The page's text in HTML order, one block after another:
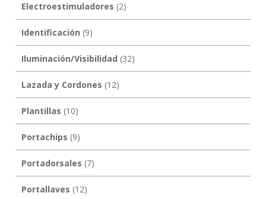
Electroestimuladores (2)
Identificación (9)
Iluminación/Visibilidad (32)
Lazada y Cordones (12)
Plantillas (10)
Portachips (9)
Portadorsales (7)
Portallaves (12)